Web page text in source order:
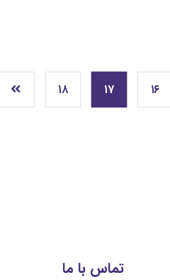
۱۶ ۱۷ ۱۸
تماس با ما